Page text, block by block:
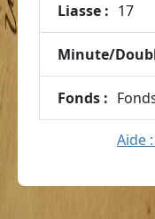
Liasse : 17
Minute/
Fonds :
Aide